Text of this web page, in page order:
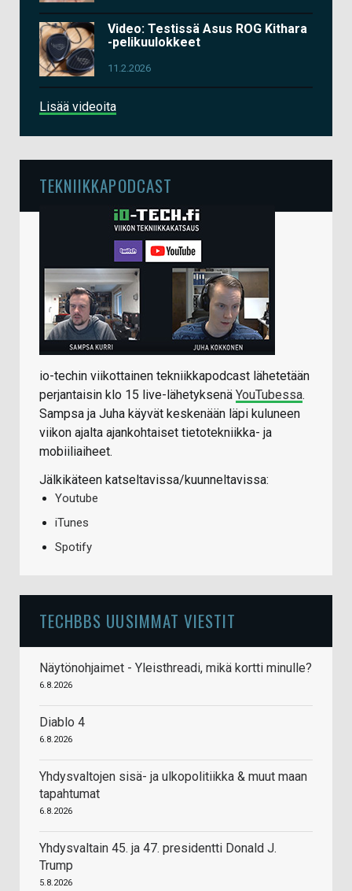
Video: Testissä Asus ROG Kithara
-pelikuulokkeet
11.2.2026
Lisää videoita
TEKNIIKKAPODCAST
io-techin viikottainen tekniikkapodcast lähetetään
perjantaisin klo 15 live-lähetyksenä YouTubessa.
Sampsa ja Juha käyvät keskenään läpi kuluneen
viikon ajalta ajankohtaiset tietotekniikka- ja
mobiiliaiheet.
Jälkikäteen katseltavissa/kuunneltavissa:
Youtube
iTunes
Spotify
TECHBBS UUSIMMAT VIESTIT
Näytönohjaimet - Yleisthreadi, mikä kortti minulle?
6.8.2026
Diablo 4
6.8.2026
Yhdysvaltojen sisä- ja ulkopolitiikka & muut maan
tapahtumat
6.8.2026
Yhdysvaltain 45. ja 47. presidentti Donald J.
Trump
5.8.2026